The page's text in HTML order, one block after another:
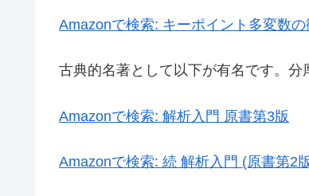
Amazonで検索: キーポイント多変数
古典的名著として以下が有名です。分
Amazonで検索: 解析入門 原書第3版
Amazonで検索: 続 解析入門 (原書第2